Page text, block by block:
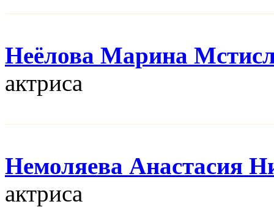
Неёлова Марина
актриса
Немоляева Анастасия
актриса